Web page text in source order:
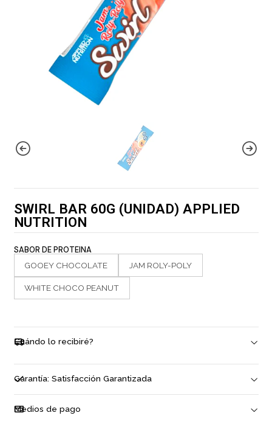
SWIRL BAR 60G (UNIDAD) APPLIED
NUTRITION
SABOR DE PROTEINA
GOOEY CHOCOLATE JAM ROLY-POLY
WHITE CHOCO PEANUT
Cuándo lo recibiré?
Garantía: Satisfacción Garantizada
Medios de pago